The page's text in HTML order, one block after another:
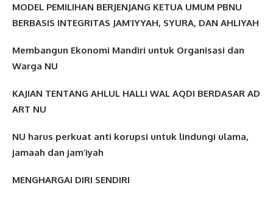
MODEL PEMILIHAN BERJENJANG KETUA UMUM PBNU
BERBASIS INTEGRITAS JAM’IYYAH, SYURA, DAN AHLIYAH
Membangun Ekonomi Mandiri untuk Organisasi dan
Warga NU
KAJIAN TENTANG AHLUL HALLI WAL AQDI BERDASAR AD
ART NU
NU harus perkuat anti korupsi untuk lindungi ulama,
jamaah dan jam’iyah
MENGHARGAI DIRI SENDIRI